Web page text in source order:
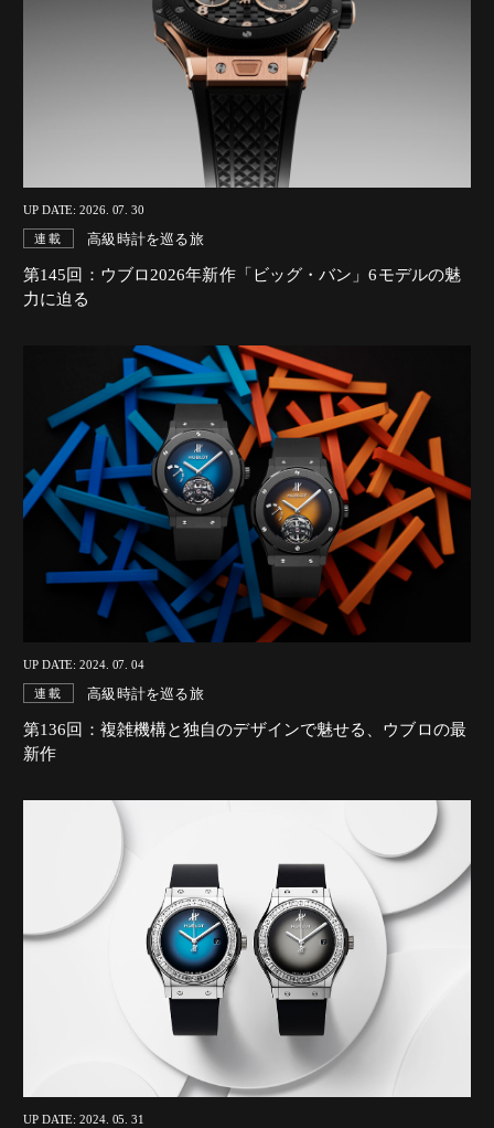
UP DATE: 2026. 07. 30
連載 高級時計を巡る旅
第145回：ウブロ2026年新作「ビッグ・バン」6モデルの魅
力に迫る
UP DATE: 2024. 07. 04
連載 高級時計を巡る旅
第136回：複雑機構と独自のデザインで魅せる、ウブロの最
新作
UP DATE: 2024. 05. 31